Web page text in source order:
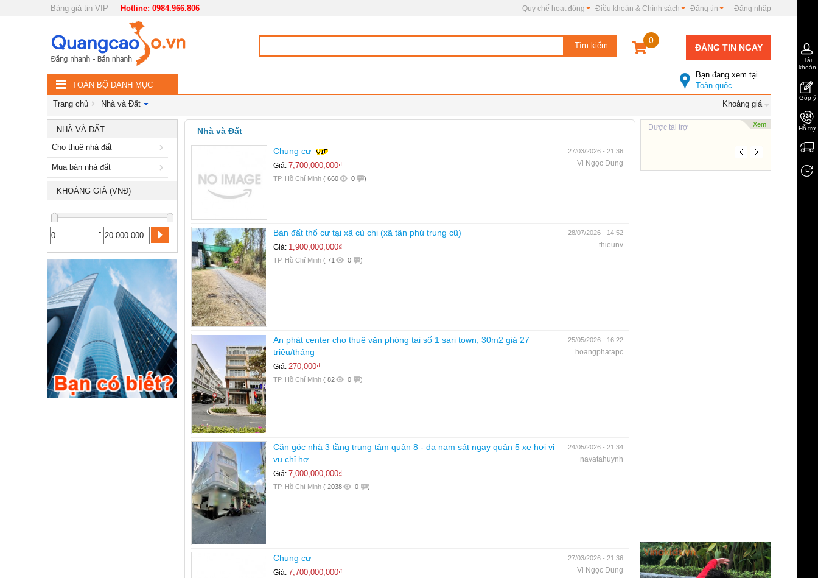
Bảng giá tin VIP Hotline: 0984.966.806 Đăng nhập
Đăng tin
Điều khoản & Chính sách
Quy chế hoạt động
0
ĐĂNG TIN NGAY
Bạn đang xem tại
Toàn quốc
Nội, ngoại thất
Đồ gia dụng
Điện thoại, Viễn thông
Nhà và Đất
Cho thuê nhà đất
Mua bán nhà đất
Dịch vụ
Công nghiệp, xây dựng
TOÀN BỘ DANH MỤC
Trang chủ Nhà và Đất Khoảng giá
NHÀ VÀ ĐẤT
Cho thuê nhà đất
Mua bán nhà đất
KHOẢNG GIÁ (VNĐ)
-
Nhà và Đất
Chung cư
Giá: 7,700,000,000₫
TP. Hồ Chí Minh ( 660 0 )
27/03/2026 - 21:36
Vi Ngọc Dung
Bán đất thổ cư tại xã củ chi (xã tân phú trung cũ)
Giá: 1,900,000,000₫
TP. Hồ Chí Minh ( 71 0 )
28/07/2026 - 14:52
thieunv
An phát center cho thuê văn phòng tại số 1 sari town, 30m2 giá 27
triệu/tháng
Giá: 270,000₫
TP. Hồ Chí Minh ( 82 0 )
25/05/2026 - 16:22
hoangphatapc
Căn góc nhà 3 tầng trung tâm quận 8 - dạ nam sát ngay quận 5 xe hơi vi
vu chỉ hơ
Giá: 7,000,000,000₫
TP. Hồ Chí Minh ( 2038 0 )
24/05/2026 - 21:34
navatahuynh
Chung cư
Giá: 7,700,000,000₫
27/03/2026 - 21:36
Vi Ngọc Dung
Được tài trợ Xem
Tài
khoản
Góp ý
Hỗ trợ